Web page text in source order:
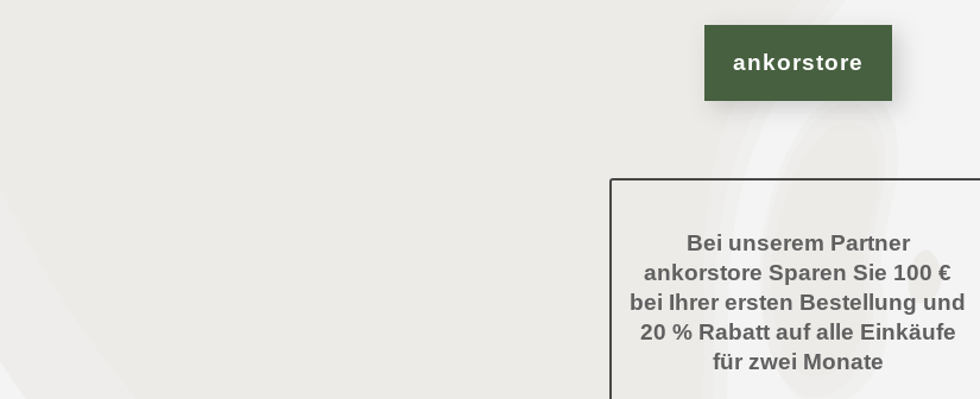
ankorstore
Bei unserem Partner
ankorstore Sparen Sie 100 €
bei Ihrer ersten Bestellung und
20 % Rabatt auf alle Einkäufe
für zwei Monate